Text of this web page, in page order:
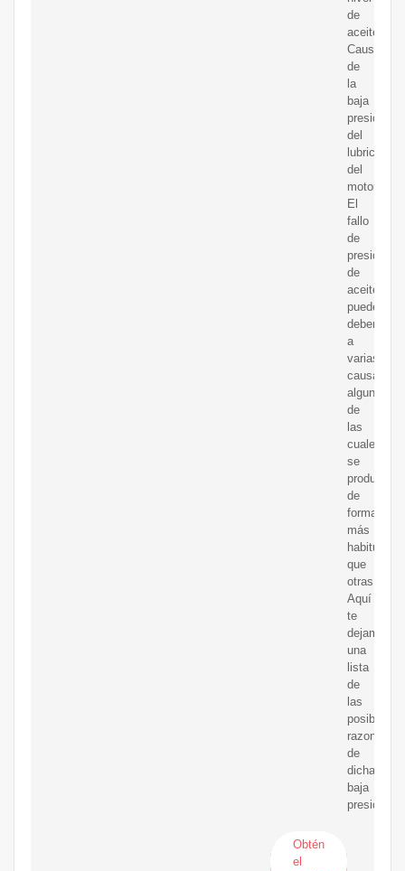
de
aceite.
Causas
de
la
baja
presión
del
lubricante
del
motor.
El
fallo
de
presión
de
aceite
puede
deberse
a
varias
causas,
algunas
de
las
cuales
se
producen
de
forma
más
habitual
que
otras.
Aquí
te
dejamos
una
lista
de
las
posibles
razones
de
dicha
baja
presión:
Obtén
el